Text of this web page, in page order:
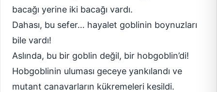
bacağı yerine iki bacağı vardı.
Dahası, bu sefer… hayalet goblinin boynuzları
bile vardı!
Aslında, bu bir goblin değil, bir hobgoblin’di!
Hobgoblinin uluması geceye yankılandı ve
mutant canavarların kükremeleri kesildi.